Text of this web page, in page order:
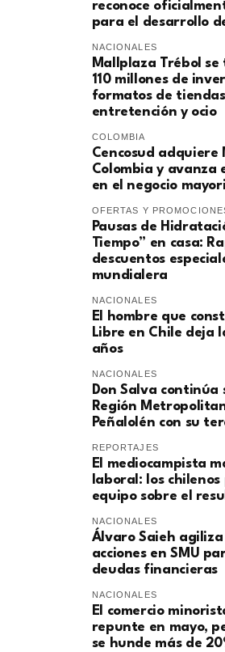
reconoce
para el desarrollo
NACIONALES
Mallplaza Trébol se
110 millones de
formatos de
entretención y ocio
COLOMBIA
Cencosud adquiere
Colombia y avanza
en el negocio
OFERTAS Y
Pausas de
Tiempo” en casa:
descuentos
mundialera
NACIONALES
El hombre que
Libre en Chile deja
años
NACIONALES
Don Salva continúa
Región
Peñalolén con su
REPORTAJES
El mediocampista
laboral: los
equipo sobre el
NACIONALES
​Álvaro Saieh
acciones en SMU
deudas financieras
NACIONALES
El comercio
repunte en mayo,
se hunde más de